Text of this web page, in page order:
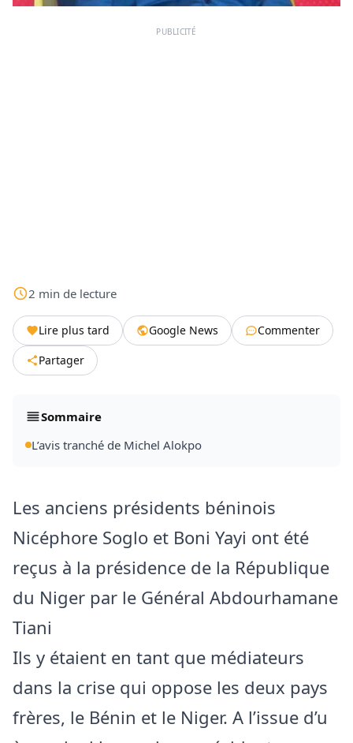
PUBLICITÉ
2 min de lecture
Lire plus tard Google News
Commenter
Partager
Sommaire
L’avis tranché de Michel Alokpo
Les anciens présidents béninois
Nicéphore Soglo et Boni Yayi ont été
reçus à la présidence de la République
du Niger par le Général Abdourhamane
Tiani
Ils y étaient en tant que médiateurs
dans la crise qui oppose les deux pays
frères, le Bénin et le Niger. A l’issue d’u